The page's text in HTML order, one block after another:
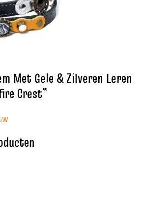
Met Gele & Zilveren Leren
Crest”